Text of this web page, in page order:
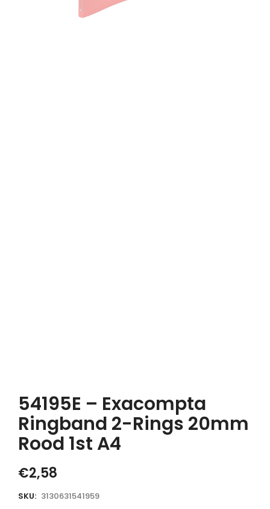
54195E – Exacompta
Ringband 2-Rings 20mm
Rood 1st A4
€2,58
SKU: 3130631541959